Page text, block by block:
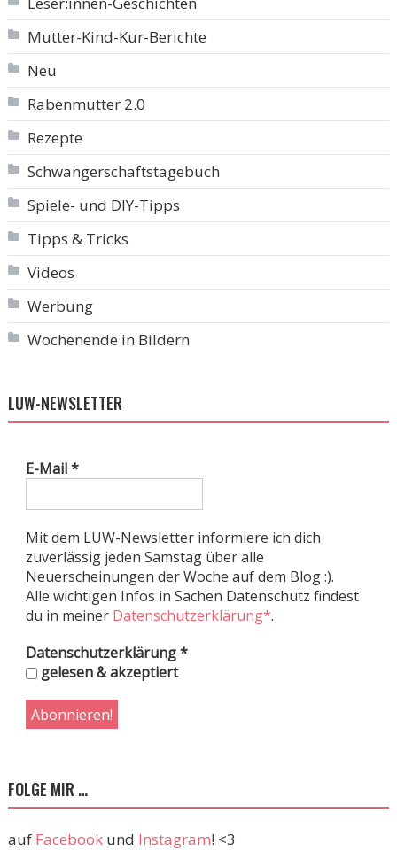
Mutter-Kind-Kur-Berichte
Neu
Rabenmutter 2.0
Rezepte
Schwangerschaftstagebuch
Spiele- und DIY-Tipps
Tipps & Tricks
Videos
Werbung
Wochenende in Bildern
LUW-NEWSLETTER
E-Mail*
Mit dem LUW-Newsletter informiere ich dich
zuverlässig jeden Samstag über alle
Neuerscheinungen der Woche auf dem Blog :).
Alle wichtigen Infos in Sachen Datenschutz findest
du in meiner Datenschutzerklärung*.
Datenschutzerklärung*
gelesen & akzeptiert
FOLGE MIR …
auf Facebookund Instagram! <3